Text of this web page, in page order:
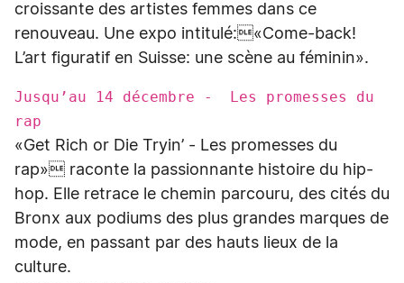
croissante des artistes femmes dans ce
renouveau. Une expo intitulé:«Come-back!
L’art figuratif en Suisse: une scène au féminin».
Jusqu’au 14 décembre - Les promesses du
rap
«Get Rich or Die Tryin’ - Les promesses du
rap» raconte la passionnante histoire du hip-
hop. Elle retrace le chemin parcouru, des cités du
Bronx aux podiums des plus grandes marques de
mode, en passant par des hauts lieux de la
culture.